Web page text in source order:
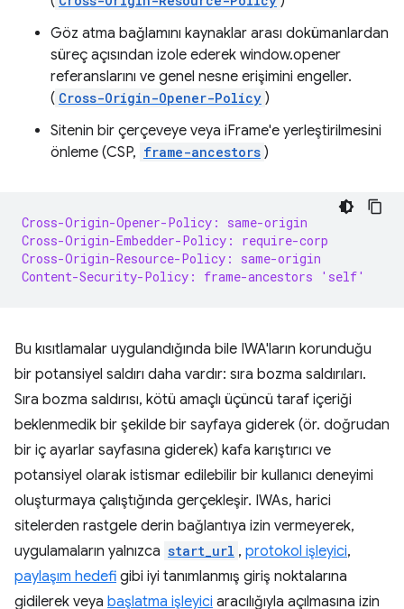
Göz atma bağlamını kaynaklar arası dokümanlardan
süreç açısından izole ederek window.opener
referanslarını ve genel nesne erişimini engeller.
( Cross-Origin-Opener-Policy )
Sitenin bir çerçeveye veya iFrame'e yerleştirilmesini
önleme (CSP, frame-ancestors )
Cross-Origin-Opener-Policy: same-origin
Cross-Origin-Embedder-Policy: require-corp
Cross-Origin-Resource-Policy: same-origin
Content-Security-Policy: frame-ancestors 'self'
Bu kısıtlamalar uygulandığında bile IWA'ların korunduğu
bir potansiyel saldırı daha vardır: sıra bozma saldırıları.
Sıra bozma saldırısı, kötü amaçlı üçüncü taraf içeriği
beklenmedik bir şekilde bir sayfaya giderek (ör. doğrudan
bir iç ayarlar sayfasına giderek) kafa karıştırıcı ve
potansiyel olarak istismar edilebilir bir kullanıcı deneyimi
oluşturmaya çalıştığında gerçekleşir. IWAs, harici
sitelerden rastgele derin bağlantıya izin vermeyerek,
uygulamaların yalnızca start_url , protokol işleyici,
paylaşım hedefi gibi iyi tanımlanmış giriş noktalarına
gidilerek veya başlatma işleyici aracılığıyla açılmasına izin